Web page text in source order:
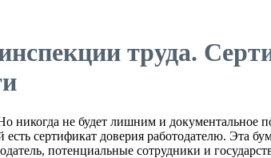
труда.
не будет лишним и документальное
есть сертификат доверия работодателю. Эта
потенциальные сотрудники и